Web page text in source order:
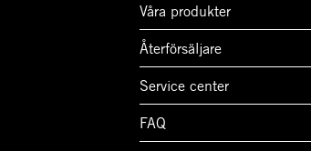
Våra produkter
Återförsäljare
Service center
FAQ